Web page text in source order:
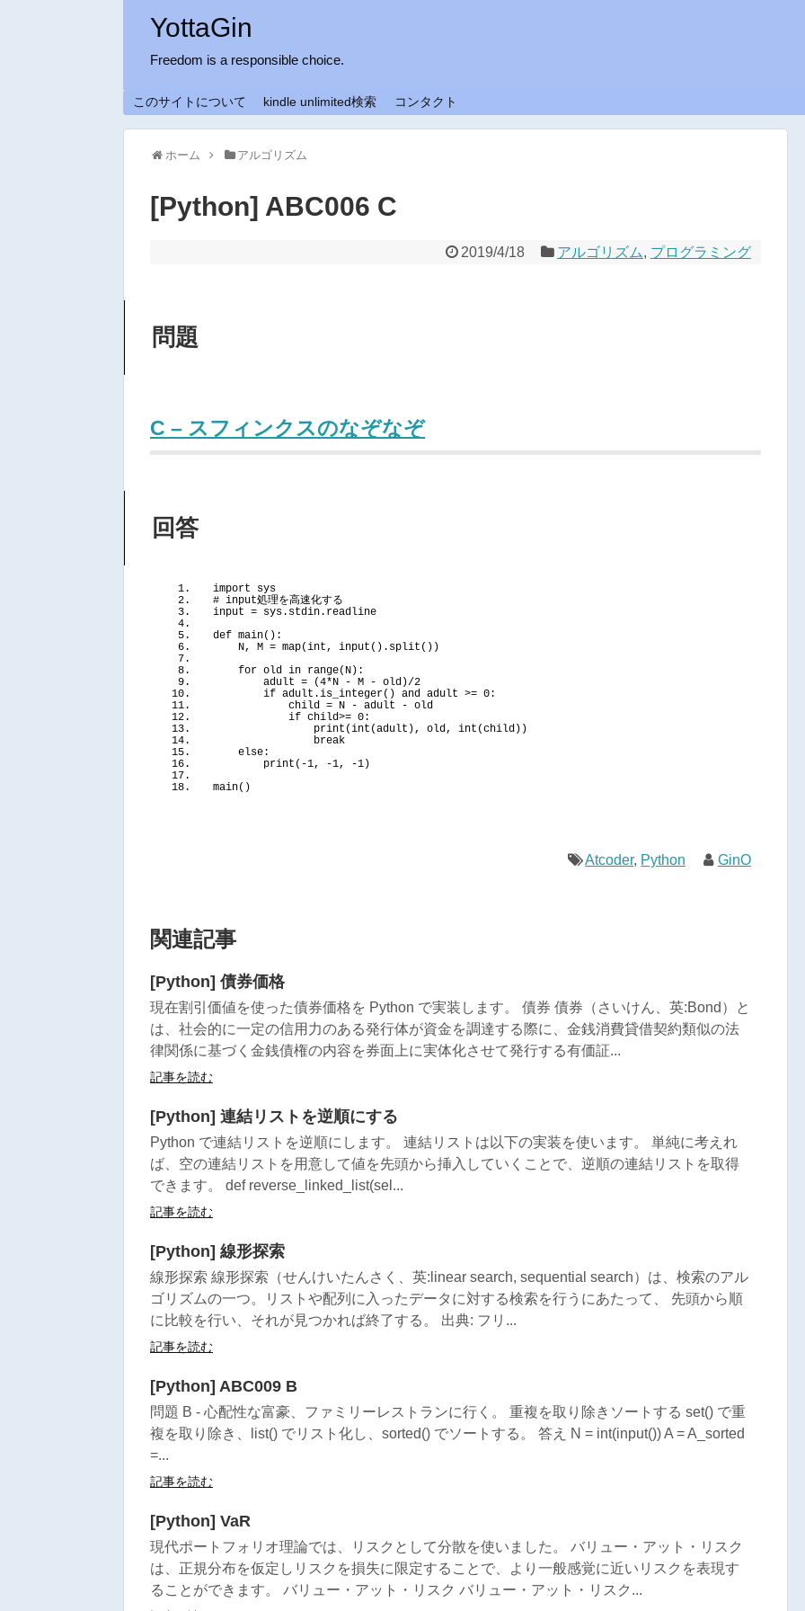
YottaGin
Freedom is a responsible choice.
このサイトについて kindle unlimited検索 コンタクト
ホーム アルゴリズム
[Python] ABC006 C
2019/4/18 アルゴリズム, プログラミング
問題
C – スフィンクスのなぞなぞ
回答
import sys
# input処理を高速化する
input = sys.stdin.readline
def main() :
    N, M =
map(int, input () . split ())
for old in range( N ) :
        adult =
(4*N - M - old )/2
if adult.is_integer() and adult >= 0:
            child = N - adult - old
if child>= 0:
print (int (adult ), old, int (child ))
break
else:
print ( -1, -1, -1 )
main()
Atcoder, Python GinO
関連記事
[Python] 債券価格
現在割引価値を使った債券価格を Python で実装します。 債券 債券（さいけん、英:Bond）と
は、社会的に一定の信用力のある発行体が資金を調達する際に、金銭消費貸借契約類似の法
律関係に基づく金銭債権の内容を券面上に実体化させて発行する有価証...
記事を読む
[Python] 連結リストを逆順にする
Python で連結リストを逆順にします。 連結リストは以下の実装を使います。 単純に考えれ
ば、空の連結リストを用意して値を先頭から挿入していくことで、逆順の連結リストを取得
できます。 def reverse_linked_list(sel...
記事を読む
[Python] 線形探索
線形探索 線形探索（せんけいたんさく、英:linear search, sequential search）は、検索のアル
ゴリズムの一つ。リストや配列に入ったデータに対する検索を行うにあたって、 先頭から順
に比較を行い、それが見つかれば終了する。 出典: フリ...
記事を読む
[Python] ABC009 B
問題 B - 心配性な富豪、ファミリーレストランに行く。 重複を取り除きソートする set() で重
複を取り除き、list() でリスト化し、sorted() でソートする。 答え N = int(input()) A = A_sorted
=...
記事を読む
[Python] VaR
現代ポートフォリオ理論では、リスクとして分散を使いました。 バリュー・アット・リスク
は、正規分布を仮定しリスクを損失に限定することで、より一般感覚に近いリスクを表現す
ることができます。 バリュー・アット・リスク バリュー・アット・リスク...